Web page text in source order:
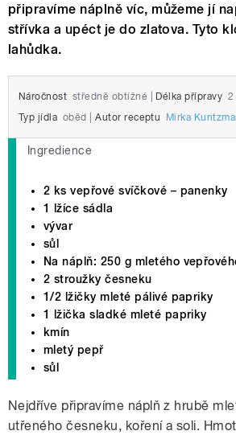
připravíme náplně víc, můžeme jí
střívka a upéct je do zlatova. Tyto
lahůdka.
Náročnost středně obtížné Délka přípravy 2
Typ jídla oběd Autor receptu Mirka
Ingredience
2 ks vepřové svíčkové – panenky
1 lžíce sádla
vývar
sůl
Na náplň: 250 g mletého
2 stroužky česneku
1/2 lžičky mleté pálivé papriky
1 lžička sladké mleté papriky
kmín
mletý pepř
sůl
Nejdříve připravíme náplň z hrubě
utřeného česneku, koření a soli.